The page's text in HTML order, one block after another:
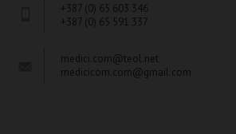
+387 (0) 65 603 346
+387 (0) 65 591 337
medici.com@teol.net
medicicom.com@gmail.com